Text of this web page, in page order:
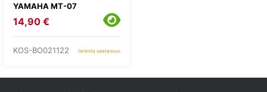
YAMAHA MT-07
14,90 €
KOS-BO021122 tarkista saatavuus